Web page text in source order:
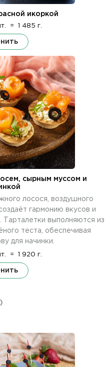
икоркой
= 1 485 г.
сырным муссом и
лосося, воздушного
гармонию вкусов и
Тарталетки выполняются из
теста, обеспечивая
для начинки.
= 1 920 г.